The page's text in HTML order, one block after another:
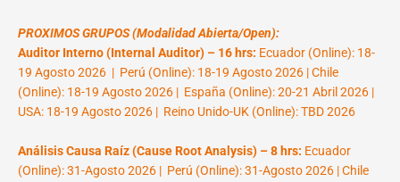
PROXIMOS GRUPOS (Modalidad Abierta/Open):
Auditor Interno (Internal Auditor) – 16 hrs: Ecuador (Online): 18-
19 Agosto 2026 | Perú (Online): 18-19 Agosto 2026 | Chile
(Online): 18-19 Agosto 2026 | España (Online): 20-21 Abril 2026 |
USA: 18-19 Agosto 2026 | Reino Unido-UK (Online): TBD 2026
Análisis Causa Raíz (Cause Root Analysis) – 8 hrs: Ecuador
(Online): 31-Agosto 2026 | Perú (Online): 31-Agosto 2026 | Chile